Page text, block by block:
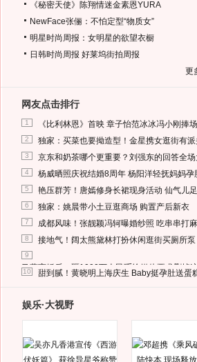
《秘密天使》陈翔情迷金素恩YURA
NewFace张俪：不怕定型“物质女”
明星时尚周报：女明星的欲望衣橱
日韩时尚周报 好莱坞街拍周报
更
网友点击排行
1 《比利林恩》首映 章子怡范冰冰冯小刚捧
2 独家：买菜也要拗造型！金星携女逛街有
3 京东和奶茶哪个更重要？刘强东的回答全场
4 杨威晒照庆祝结婚8周年 杨阳洋轻抚妈妈孕
5 艳压群芳！唐嫣修身长裙现身活动 仙气儿足
6 独家：姚晨带小土豆逛商场 购置产后新衣
7 成都风味！张靓颖冯轲曝婚纱照 吃串串打
8 接地气！阔太熊黛林打扮休闲逛街买厕所泵
9
马蓉离婚后，砸1000万人民币给媒体要求删掉
10 甜到腻！黄晓明上海庆生 Baby挺孕肚送蛋
娱乐·大视野